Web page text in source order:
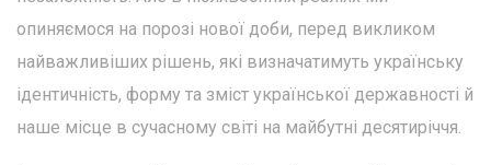
опиняємося на порозі нової доби, перед викликом
найважливіших рішень, які визначатимуть українську
ідентичність, форму та зміст української державності й
наше місце в сучасному світі на майбутні десятиріччя.